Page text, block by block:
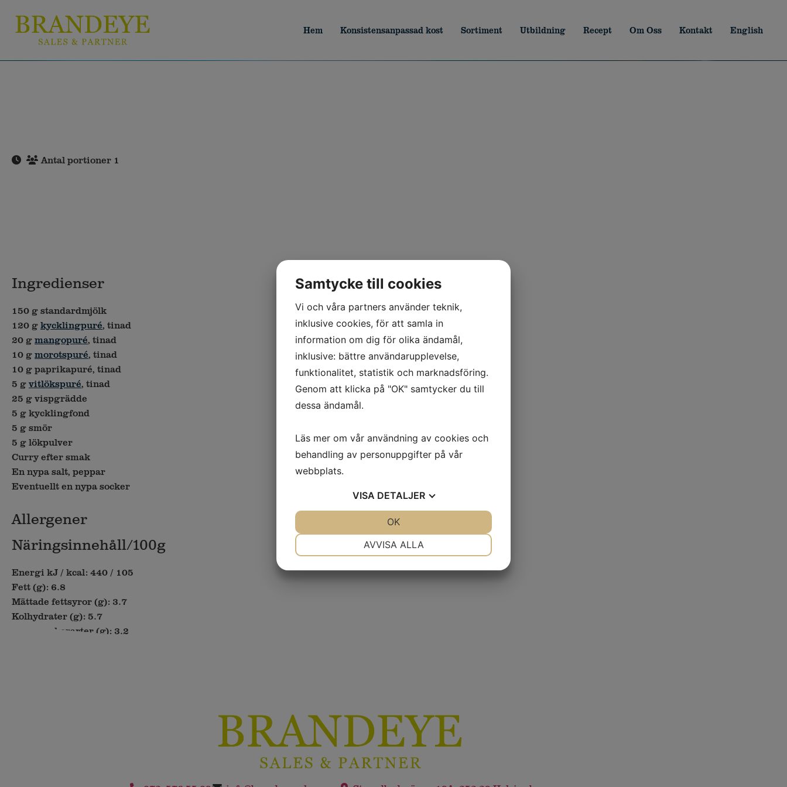
Hem Konsistensanpassad kost Sortiment Utbildning Recept Om Oss Kontakt English
Antal portioner 1
Ingredienser
150 g standardmjölk
120 gkycklingpuré, tinad
20 gmangopuré, tinad
10 gmorotspuré, tinad
10 g paprikapuré, tinad
5 gvitlökspuré, tinad
25 g vispgrädde
5 g kycklingfond
5 g smör
5 g lökpulver
Curry efter smak
En nypa salt, peppar
Eventuellt en nypa socker
Allergener
Näringsinnehåll/100g
Energi kJ / kcal: 440 / 105
Fett (g): 6.8
Mättade fettsyror (g): 3.7
Kolhydrater (g): 5.7
Varav sockerarter (g): 3.2
Samtycke till cookies
Vi och våra partners använder teknik,
inklusive cookies, för att samla in
information om dig för olika ändamål,
inklusive: bättre användarupplevelse,
funktionalitet, statistik och marknadsföring.
Genom att klicka på "OK" samtycker du till
dessa ändamål.
Läs mer om vår användning av cookies och
behandling av personuppgifter på vår
webbplats.
VISA DETALJER
AVVISA ALLA
OK